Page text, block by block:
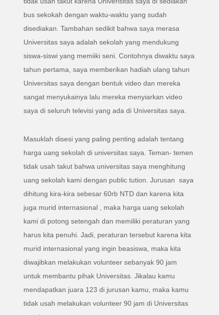
bus sekokah dengan waktu-waktu yang sudah
disediakan. Tambahan sedikit bahwa saya merasa
Universitas saya adalah sekolah yang mendukung
siswa-siswi yang memiiki seni. Contohnya diwaktu saya
tahun pertama, saya memberikan hadiah ulang tahun
Universitas saya dengan bentuk video dan mereka
sangat menyukainya lalu mereka menyiarkan video
saya di seluruh televisi yang ada di Universitas saya.
Masuklah disesi yang paling penting adalah tentang
harga uang sekolah di universitas saya. Teman- temen
tidak usah takut bahwa universitas saya menghitung
uang sekolah kami dengan public tution. Jurusan saya
dihitung kira-kira sebesar 60rb NTD dan karena kita
juga murid internasional , maka harga uang sekolah
kami di potong setengah dan memiliki peraturan yang
harus kita penuhi. Jadi, peraturan tersebut karena kita
murid internasional yang ingin beasiswa, maka kita
diwajibkan melakukan volunteer sebanyak 90 jam
untuk membantu pihak Universitas. Jikalau kamu
mendapatkan juara 123 di jurusan kamu, maka kamu
tidak usah melakukan volunteer 90 jam di Universitas